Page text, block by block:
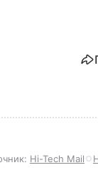
Hi-Tech Mail